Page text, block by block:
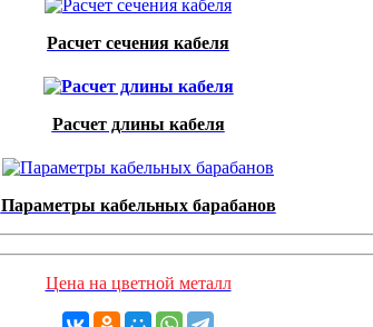
Расчет сечения кабеля
Расчет длины кабеля
Параметры кабельных барабанов
Цена на цветной металл